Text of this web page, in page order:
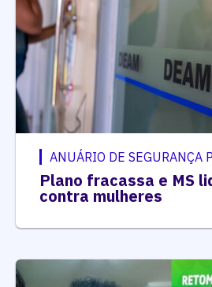
Plano fracassa e MS
contra mulheres